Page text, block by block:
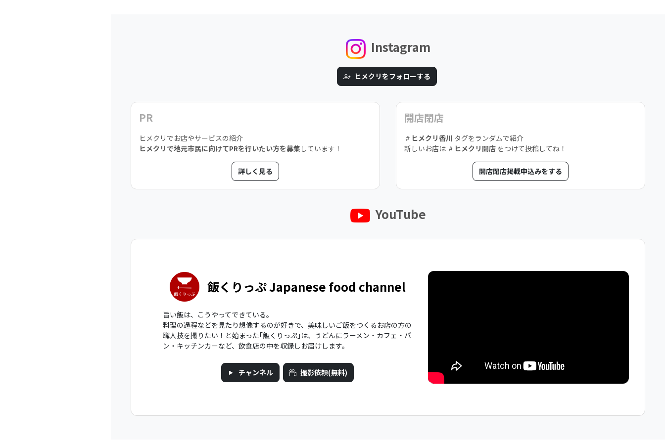
Instagram
ヒメクリをフォローする
PR
ヒメクリでお店やサービスの紹介
ヒメクリで地元市民に向けてPRを行いたい方を募集しています！
詳しく見る
開店閉店
ヒメクリ香川 タグをランダムで紹介
新しいお店は
ヒメクリ開店 をつけて投稿してね！
開店閉店掲載申込みをする
YouTube
飯くりっぷ Japanese food channel
旨い飯は、こうやってできている。
料理の過程などを見たり想像するのが好きで、美味しいご飯をつくるお店の方の
職人技を撮りたい！と始まった｢飯くりっぷ｣は、うどんにラーメン・カフェ・パ
ン・キッチンカーなど、飲食店の中を収録しお届けします。
チャンネル 撮影依頼(無料)